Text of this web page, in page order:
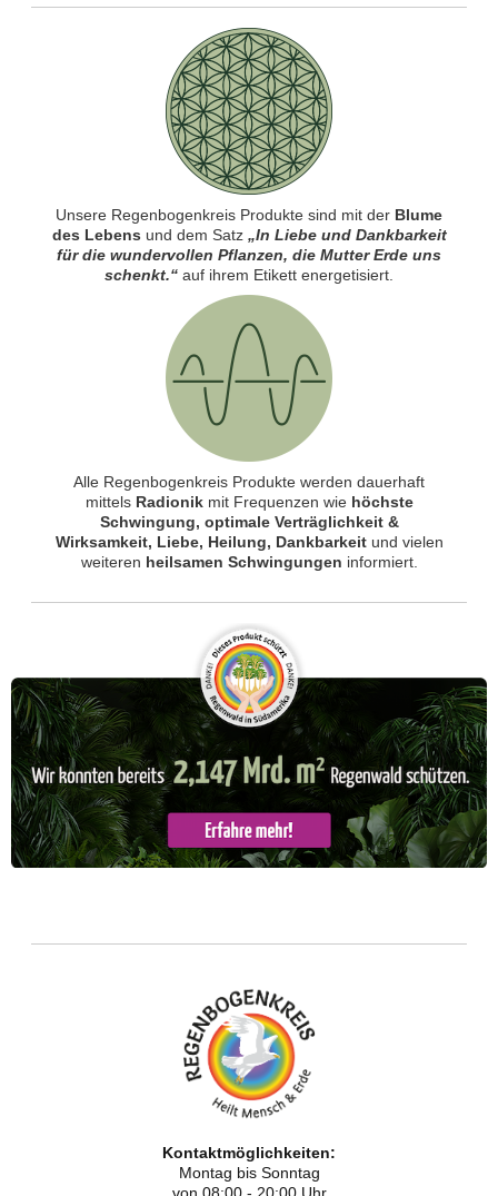
Unsere Regenbogenkreis Produkte sind mit der Blume
des Lebens und dem Satz „In Liebe und Dankbarkeit
für die wundervollen Pflanzen, die Mutter Erde uns
schenkt.“ auf ihrem Etikett energetisiert.
Alle Regenbogenkreis Produkte werden dauerhaft
mittels Radionikmit Frequenzen wie höchste
Schwingung, optimale Verträglichkeit &
Wirksamkeit, Liebe, Heilung, Dankbarkeitund vielen
weiteren heilsamen Schwingungen informiert.
Kontaktmöglichkeiten:
Montag bis Sonntag